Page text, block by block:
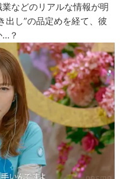
などのリアルな情報が明
出し”の品定めを経て、彼
…？